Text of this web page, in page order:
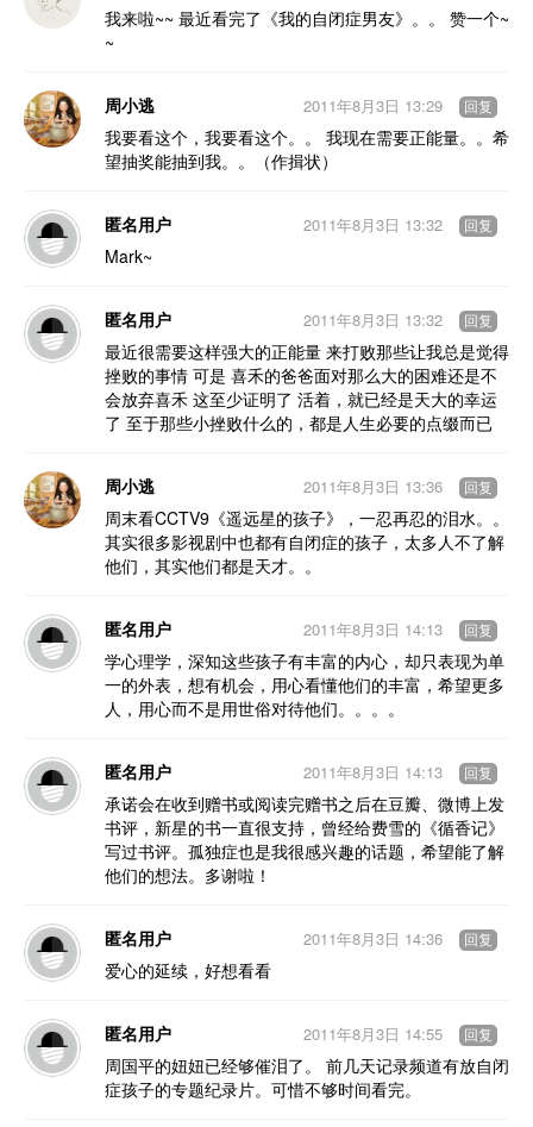
我来啦~~ 最近看完了《我的自闭症男友》。。 赞一个~
~
周小逃
我要看这个，我要看这个。。 我现在需要正能量。。希
望抽奖能抽到我。。（作揖状）
2011年8月3日 13:29 回复
匿名用户
Mark~
2011年8月3日 13:32 回复
匿名用户
最近很需要这样强大的正能量 来打败那些让我总是觉得
挫败的事情 可是 喜禾的爸爸面对那么大的困难还是不
会放弃喜禾 这至少证明了 活着，就已经是天大的幸运
了 至于那些小挫败什么的，都是人生必要的点缀而已
2011年8月3日 13:32 回复
周小逃
周末看CCTV9《遥远星的孩子》，一忍再忍的泪水。。
其实很多影视剧中也都有自闭症的孩子，太多人不了解
他们，其实他们都是天才。。
2011年8月3日 13:36 回复
匿名用户
学心理学，深知这些孩子有丰富的内心，却只表现为单
一的外表，想有机会，用心看懂他们的丰富，希望更多
人，用心而不是用世俗对待他们。。。。
2011年8月3日 14:13 回复
匿名用户
承诺会在收到赠书或阅读完赠书之后在豆瓣、微博上发
书评，新星的书一直很支持，曾经给费雪的《循香记》
写过书评。孤独症也是我很感兴趣的话题，希望能了解
他们的想法。多谢啦！
2011年8月3日 14:13 回复
匿名用户
爱心的延续，好想看看
2011年8月3日 14:36 回复
匿名用户
周国平的妞妞已经够催泪了。 前几天记录频道有放自闭
症孩子的专题纪录片。可惜不够时间看完。
2011年8月3日 14:55 回复